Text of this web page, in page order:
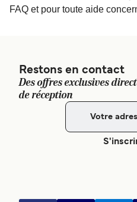
FAQ et pour toute aide
Restons en contact
Des offres exclusives
de réception